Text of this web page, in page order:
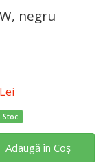
negru
Lei
Stoc
Adaugă în Coş